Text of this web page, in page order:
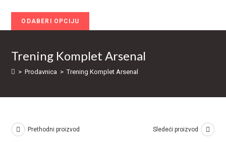
ODABERI OPCIJU
Trening Komplet Arsenal
> Prodavnica > Trening Komplet Arsenal
Prethodni proizvod Sledeći proizvod